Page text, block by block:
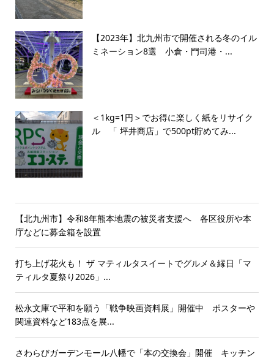
【2023年】北九州市で開催される冬のイル
ミネーション8選 小倉・門司港・...
＜1kg=1円＞でお得に楽しく紙をリサイク
ル 「 坪井商店」で500pt貯めてみ...
【北九州市】令和8年熊本地震の被災者支援へ 各区役所や本
庁などに募金箱を設置
打ち上げ花火も！ ザ マティルタスイートでグルメ＆縁日「マ
ティルタ夏祭り2026」...
松永文庫で平和を願う「戦争映画資料展」開催中 ポスターや
関連資料など183点を展...
さわらびガーデンモール八幡で「本の交換会」開催 キッチン